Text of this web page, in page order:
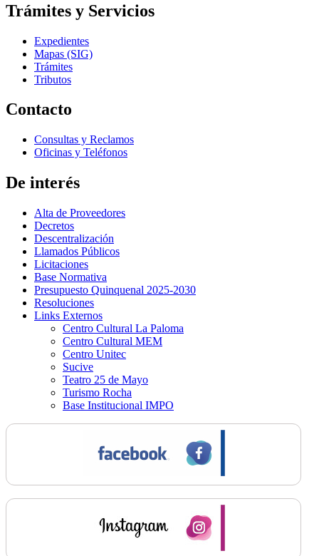
Trámites y Servicios
Expedientes
Mapas (SIG)
Trámites
Tributos
Contacto
Consultas y Reclamos
Oficinas y Teléfonos
De interés
Alta de Proveedores
Decretos
Descentralización
Llamados Públicos
Licitaciones
Base Normativa
Presupuesto Quinquenal 2025-2030
Resoluciones
Links Externos
Centro Cultural La Paloma
Centro Cultural MEM
Centro Unitec
Sucive
Teatro 25 de Mayo
Turismo Rocha
Base Institucional IMPO